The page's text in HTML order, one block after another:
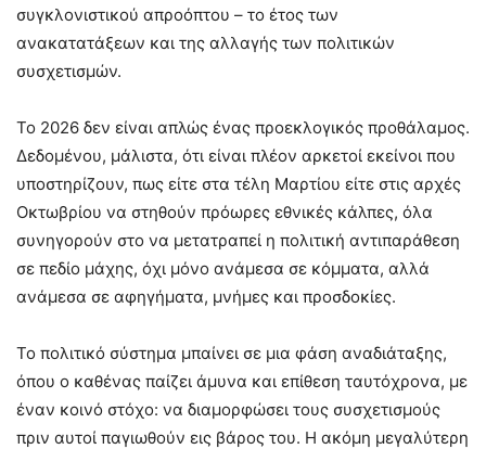
συγκλονιστικού απροόπτου – το έτος των
ανακατατάξεων και της αλλαγής των πολιτικών
συσχετισμών.
Το 2026 δεν είναι απλώς ένας προεκλογικός προθάλαμος.
Δεδομένου, μάλιστα, ότι είναι πλέον αρκετοί εκείνοι που
υποστηρίζουν, πως είτε στα τέλη Μαρτίου είτε στις αρχές
Οκτωβρίου να στηθούν πρόωρες εθνικές κάλπες, όλα
συνηγορούν στο να μετατραπεί η πολιτική αντιπαράθεση
σε πεδίο μάχης, όχι μόνο ανάμεσα σε κόμματα, αλλά
ανάμεσα σε αφηγήματα, μνήμες και προσδοκίες.
Το πολιτικό σύστημα μπαίνει σε μια φάση αναδιάταξης,
όπου ο καθένας παίζει άμυνα και επίθεση ταυτόχρονα, με
έναν κοινό στόχο: να διαμορφώσει τους συσχετισμούς
πριν αυτοί παγιωθούν εις βάρος του. Η ακόμη μεγαλύτερη